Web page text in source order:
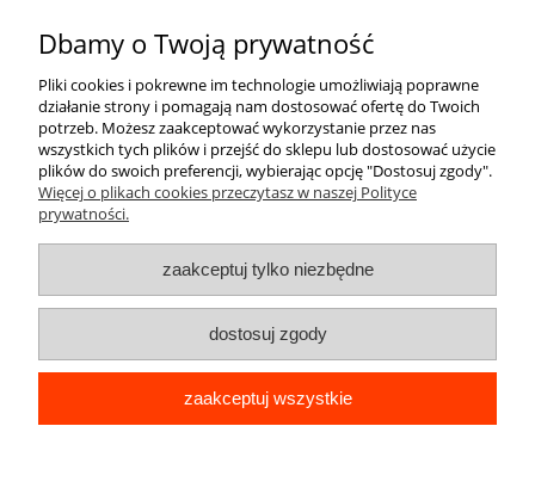
Pomoc
Moje konto
Płatności i dostawa
O nas
Dbamy o Twoją prywatność
Pliki cookies i pokrewne im technologie umożliwiają poprawne
działanie strony i pomagają nam dostosować ofertę do Twoich
potrzeb. Możesz zaakceptować wykorzystanie przez nas
wszystkich tych plików i przejść do sklepu lub dostosować użycie
plików do swoich preferencji, wybierając opcję "Dostosuj zgody".
Więcej o plikach cookies przeczytasz w naszej Polityce
prywatności.
zaakceptuj tylko niezbędne
dostosuj zgody
zaakceptuj wszystkie